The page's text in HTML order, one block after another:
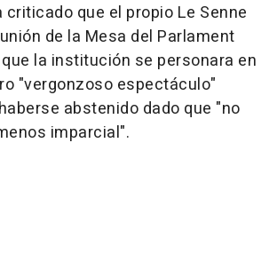
criticado que el propio Le Senne
de la Mesa del Parlament
la institución se personara en
"vergonzoso espectáculo"
abstenido dado que "no
imparcial".